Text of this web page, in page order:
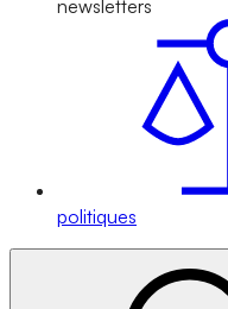
newsletters
politiques